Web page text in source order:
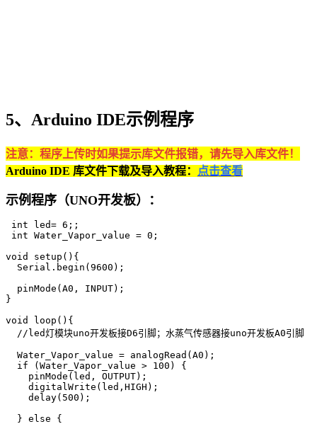
5、Arduino IDE示例程序
注意：程序上传时如果提示库文件报错，请先导入库文件！
Arduino IDE 库文件下载及导入教程： 点击查看
示例程序（UNO开发板）：
int led= 6;;
int Water_Vapor_value = 0;
void setup(){
  Serial.begin(9600);
  pinMode(A0, INPUT);
}
void loop(){
  //led灯模块uno开发板接D6引脚；水蒸气传感器接uno开发板A0引脚
  Water_Vapor_value = analogRead(A0);
  if (Water_Vapor_value > 100) {
    pinMode(led, OUTPUT);
    digitalWrite(led,HIGH);
    delay(500);
  } else {